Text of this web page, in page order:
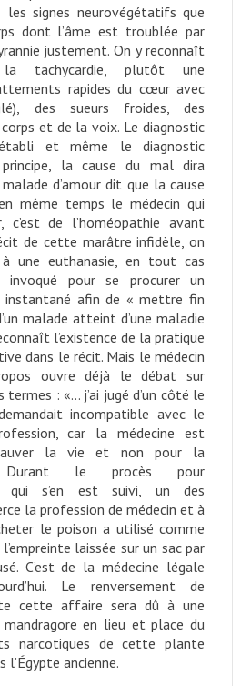
signes neurovégétatifs que
dont l’âme est troublée par
justement. On y reconnaît
tachycardie, plutôt une
rapides du cœur avec
des sueurs froides, des
et de la voix. Le diagnostic
et même le diagnostic
la cause du mal dira
d’amour dit que la cause
même temps le médecin qui
c’est de l’homéopathie avant
de cette marâtre infidèle, on
une euthanasie, en tout cas
invoqué pour se procurer un
instantané afin de « mettre fin
malade atteint d’une maladie
l’existence de la pratique
dans le récit. Mais le médecin
ouvre déjà le débat sur
termes : «… j’ai jugé d’un côté le
incompatible avec le
car la médecine est
la vie et non pour la
le procès pour
qui s’en est suivi, un des
la profession de médecin et à
le poison a utilisé comme
laissée sur un sac par
C’est de la médecine légale
Le renversement de
cette affaire sera dû à une
en lieu et place du
narcotiques de cette plante
l’Égypte ancienne.